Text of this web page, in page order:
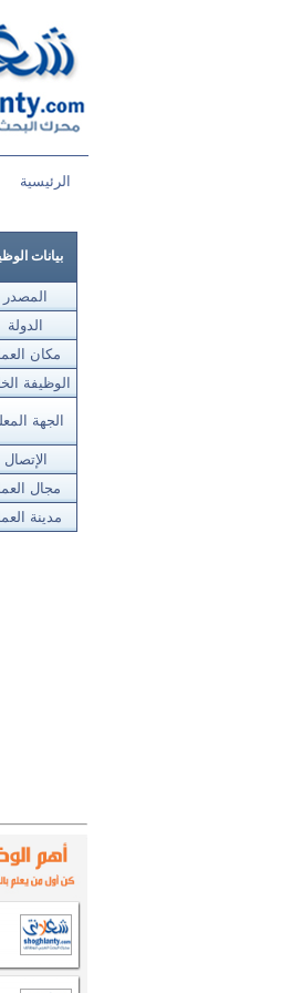
الرئيسية
بيانات
المصدر
الدولة
مكان
الوظيفة
الجهة
الإتصال
مجال
مدينة